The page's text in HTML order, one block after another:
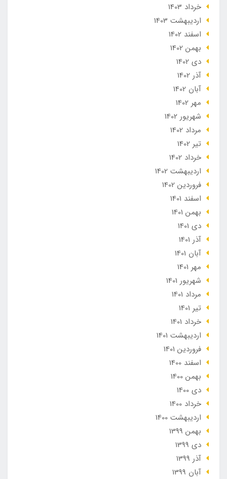
خرداد 1403
ارديبهشت 1403
اسفند 1402
بهمن 1402
دی 1402
آذر 1402
آبان 1402
مهر 1402
شهریور 1402
مرداد 1402
تير 1402
خرداد 1402
ارديبهشت 1402
فروردین 1402
اسفند 1401
بهمن 1401
دی 1401
آذر 1401
آبان 1401
مهر 1401
شهریور 1401
مرداد 1401
تير 1401
خرداد 1401
ارديبهشت 1401
فروردین 1401
اسفند 1400
بهمن 1400
دی 1400
خرداد 1400
ارديبهشت 1400
بهمن 1399
دی 1399
آذر 1399
آبان 1399